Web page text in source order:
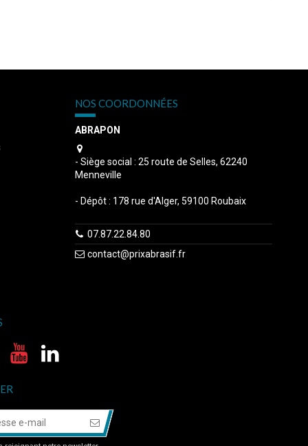
NOS COORDONNÉES
ABRAPON
- Siège social : 25 route de Selles, 62240
Menneville
- Dépôt : 178 rue d'Alger, 59100 Roubaix
07.87.22.84.80
contact@prixabrasif.fr